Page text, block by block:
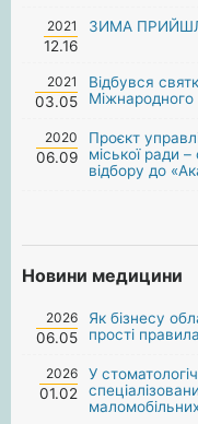
2021
12.16
ЗИМА
2021
03.05
Відбувся
Міжнародного
2020
06.09
Проєкт
міської ради
відбору до
Новини медицини
2026
06.05
Як бізнесу
прості
2026
01.02
У